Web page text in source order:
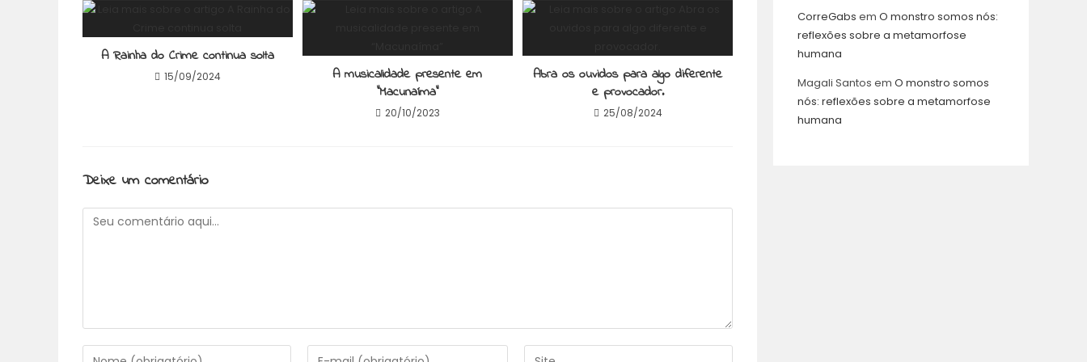
A Rainha do Crime continua solta
15/09/2024
A musicalidade presente em
“Macunaíma”
20/10/2023
Abra os ouvidos para algo diferente
e provocador.
25/08/2024
Deixe um comentário
Comentário
Digite Digite Digite
CorreGabs em O monstro somos nós:
reflexões sobre a metamorfose
humana
Magali Santos em O monstro somos
nós: reflexões sobre a metamorfose
humana